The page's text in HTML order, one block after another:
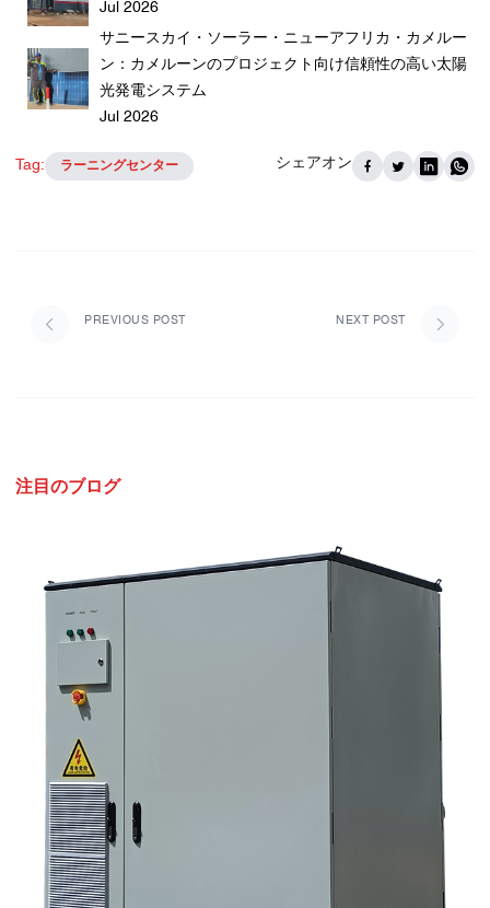
Jul 2026
サニースカイ・ソーラー・ニューアフリカ・カメルー
ン：カメルーンのプロジェクト向け信頼性の高い太陽
光発電システム
Jul 2026
Tag: ラーニングセンター シェアオン
PREVIOUS POST NEXT POST
注目のブログ